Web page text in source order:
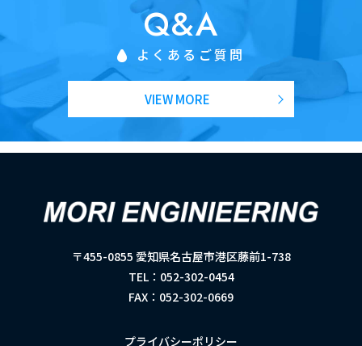
Q&A
よくあるご質問
VIEW MORE
ング
〒455-0855 愛知県名古屋市港区藤前1-738
TEL： 052-302-0454
FAX：052-302-0669
プライバシーポリシー